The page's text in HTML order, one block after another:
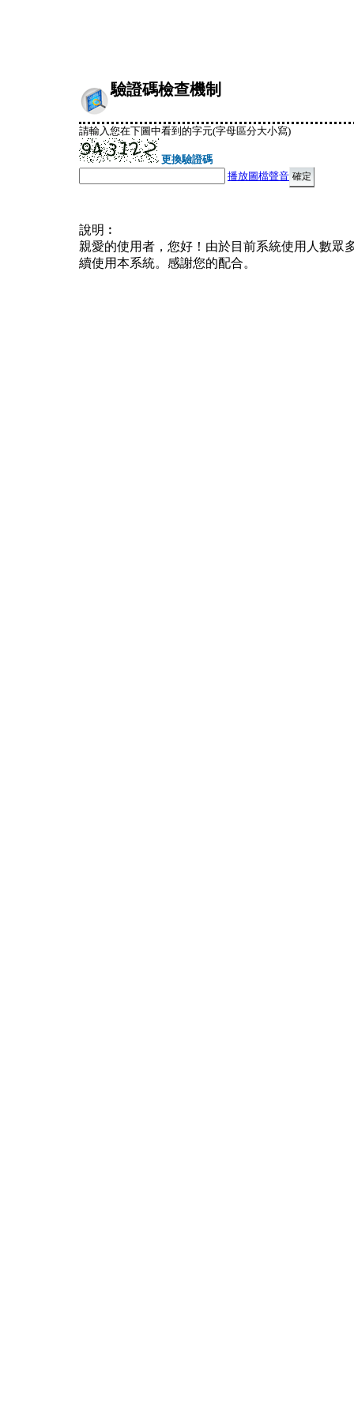
驗證碼檢查機制
請輸入您在下圖中看到的字元(字母區分大小寫)
更換驗證碼
播放圖檔聲音
說明︰
親愛的使用者，您好！由於目前系統使用人數眾
續使用本系統。感謝您的配合。